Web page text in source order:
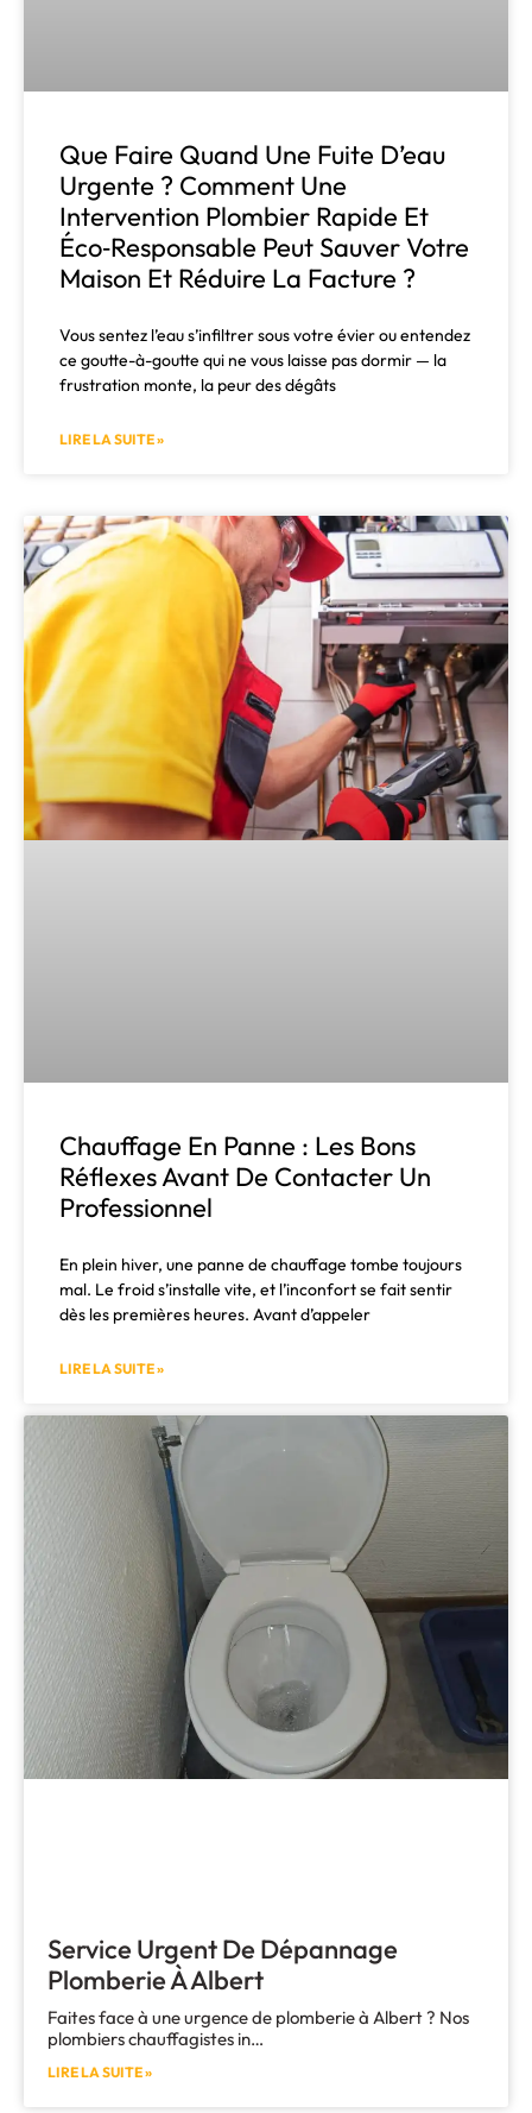
Que Faire Quand Une Fuite D’eau
Urgente ? Comment Une
Intervention Plombier Rapide Et
Éco‑responsable Peut Sauver Votre
Maison Et Réduire La Facture ?
Vous sentez l’eau s’infiltrer sous votre évier ou entendez
ce goutte-à-goutte qui ne vous laisse pas dormir — la
frustration monte, la peur des dégâts
LIRE LA SUITE »
Chauffage En Panne : Les Bons
Réflexes Avant De Contacter Un
Professionnel
En plein hiver, une panne de chauffage tombe toujours
mal. Le froid s’installe vite, et l’inconfort se fait sentir
dès les premières heures. Avant d’appeler
LIRE LA SUITE »
Service Urgent De Dépannage
Plomberie À Albert
Faites face à une urgence de plomberie à Albert ? Nos
plombiers chauffagistes in…
LIRE LA SUITE »